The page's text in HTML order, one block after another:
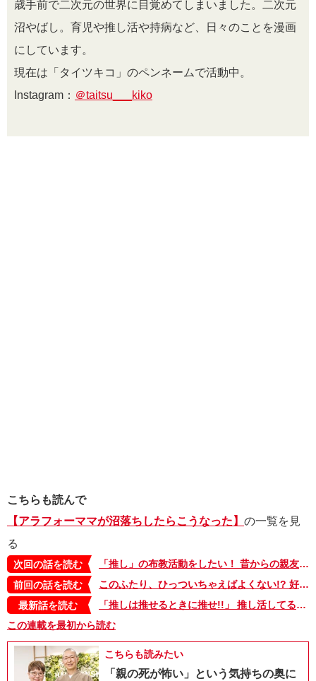
歳手前で二次元の世界に目覚めてしまいました。二次元
沼やばし。育児や推し活や持病など、日々のことを漫画
にしています。
現在は「タイツキコ」のペンネームで活動中。
Instagram： ＠taitsu___kiko
こちらも読んで
【アラフォーママが沼落ちしたらこうなった】 の一覧を見
る
次回の話を読む
「推し」の布教活動をしたい！ 昔からの親友に大量の画像を送り付けてみたところ…【アラフォーママが沼落ちしたらこうなった・12】
前回の話を読む
このふたり、ひっついちゃえばよくない!? 好きなキャラが多すぎて妄想が止まらない...【アラフォーママが沼落ちしたらこうなった・10】
最新話を読む
「推しは推せるときに推せ!!」 推し活してる人が言いがちなこといろいろ【アラフォーママが沼落ちしたらこうなった・15】
この連載を最初から読む
こちらも読みたい
「親の死が怖い」という気持ちの奥に